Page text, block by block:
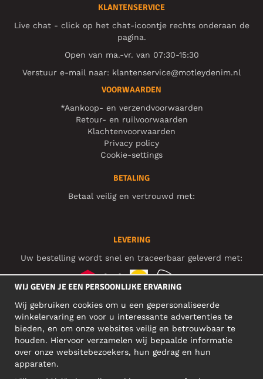
KLANTENSERVICE
Live chat - click op het chat-icoontje rechts onderaan de
pagina.
Open van ma.-vr. van 07:30-15:30
Verstuur e-mail naar: klantenservice@motleydenim.nl
VOORWAARDEN
*Aankoop- en verzendvoorwaarden
Retour- en ruilvoorwaarden
Klachtenvoorwaarden
Privacy policy
Cookie-settings
BETALING
Betaal veilig en vertrouwd met:
LEVERING
Uw bestelling wordt snel en traceerbaar geleverd met:
SOCIAL MEDIA
BEDRIJFSADRES
WIJ GEVEN JE EEN PERSOONLIJKE ERVARING
Wij gebruiken cookies om u een gepersonaliseerde
winkelervaring en voor u interessante advertenties te
bieden, en om onze websites veilig en betrouwbaar te
houden. Hiervoor verzamelen wij bepaalde informatie
over onze websitebezoekers, hun gedrag en hun
apparaten.